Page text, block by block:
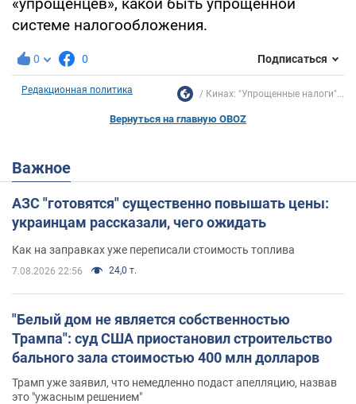
системе налогообложения.
0 0 Подписаться
Редакционная политика Кинах: "Упрощенные налоги"...
Вернуться на главную OBOZ
Важное
АЗС "готовятся" существенно повышать цены:
украинцам рассказали, чего ожидать
Как на заправках уже переписали стоимость топлива
7.08.2026 22:56 24,0 т.
"Белый дом не является собственностью
Трампа": суд США приостановил строительство
бального зала стоимостью 400 млн долларов
Трамп уже заявил, что немедленно подаст апелляцию, назвав
это "ужасным решением"